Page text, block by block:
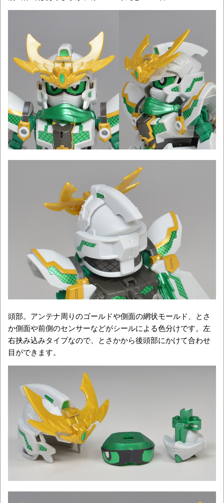
頭部。アンテナ周りのゴールドや側面の網状モールド、とさ
か側面や前側のセンサーなどがシールによる色分けです。左
右挟み込みタイプなので、とさかから後頭部にかけて合わせ
目ができます。